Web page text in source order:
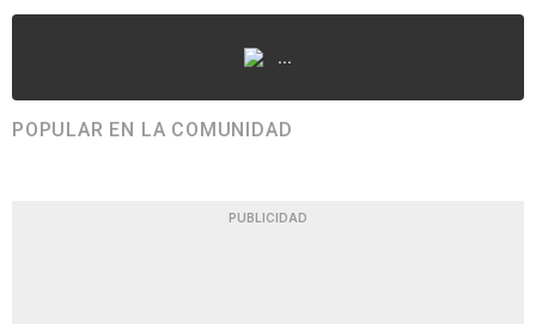
...
POPULAR EN LA COMUNIDAD
PUBLICIDAD